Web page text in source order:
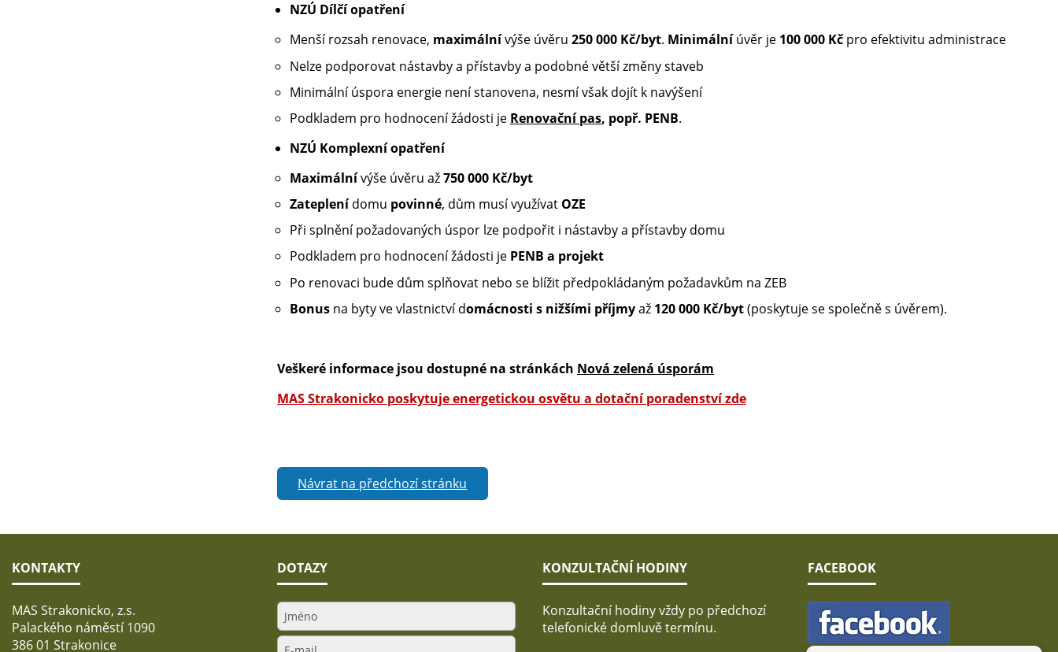
NZÚ Dílčí opatření
Menší rozsah renovace, maximálnívýše úvěru 250 000 Kč/byt. Minimálníúvěr je 100 000 Kčpro efektivitu administrace
Nelze podporovat nástavby a přístavby a podobné větší změny staveb
Minimální úspora energie není stanovena, nesmí však dojít k navýšení
Podkladem pro hodnocení žádosti je Renovační pas, popř. PENB.
NZÚ Komplexní opatření
Maximálnívýše úvěru až750 000 Kč/byt
Zateplenídomu povinné, dům musí využívat OZE
Při splnění požadovaných úspor lze podpořit i nástavby a přístavby domu
Podkladem pro hodnocení žádosti je PENB a projekt
Po renovaci bude dům splňovat nebo se blížit předpokládaným požadavkům na ZEB
Bonus na byty ve vlastnictví domácnosti s nižšími příjmyaž 120 000 Kč/byt(poskytuje se společně s úvěrem).
Veškeré informace jsou dostupné na stránkách Nová zelená úsporám
MAS Strakonicko poskytuje energetickou osvětu a dotační poradenství zde
Návrat na předchozí stránku
KONTAKTY
MAS Strakonicko, z.s.
Palackého náměstí 1090
386 01 Strakonice
DOTAZY KONZULTAČNÍ HODINY
Konzultační hodiny vždy po předchozí
telefonické domluvě termínu.
FACEBOOK